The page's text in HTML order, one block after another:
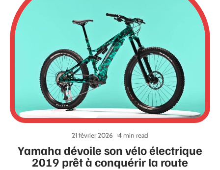
Yamaha dévoile son vélo électrique
2019 prêt à conquérir la route
21 février 2026 4 min read